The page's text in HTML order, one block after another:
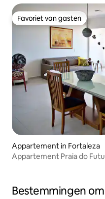
Favoriet van gasten
Favoriet van gasten
Appartement in Fortaleza
Appartement Praia do
Bestemmingen